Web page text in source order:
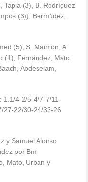
Tapia (3), B. Rodríguez
(3)), Bermúdez,
(5), S. Maimon, A.
(1), Fernández, Mato
Abdeselam,
1.1/4-2/5-4/7-7/11-
27-22/30-24/33-26
y Samuel Alonso
por Bm
Mato, Urban y